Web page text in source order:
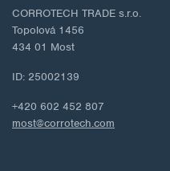
CORROTECH TRADE s.r.o.
Topolová 1456
434 01 Most
ID: 25002139
+420 602 452 807
most@corrotech.com